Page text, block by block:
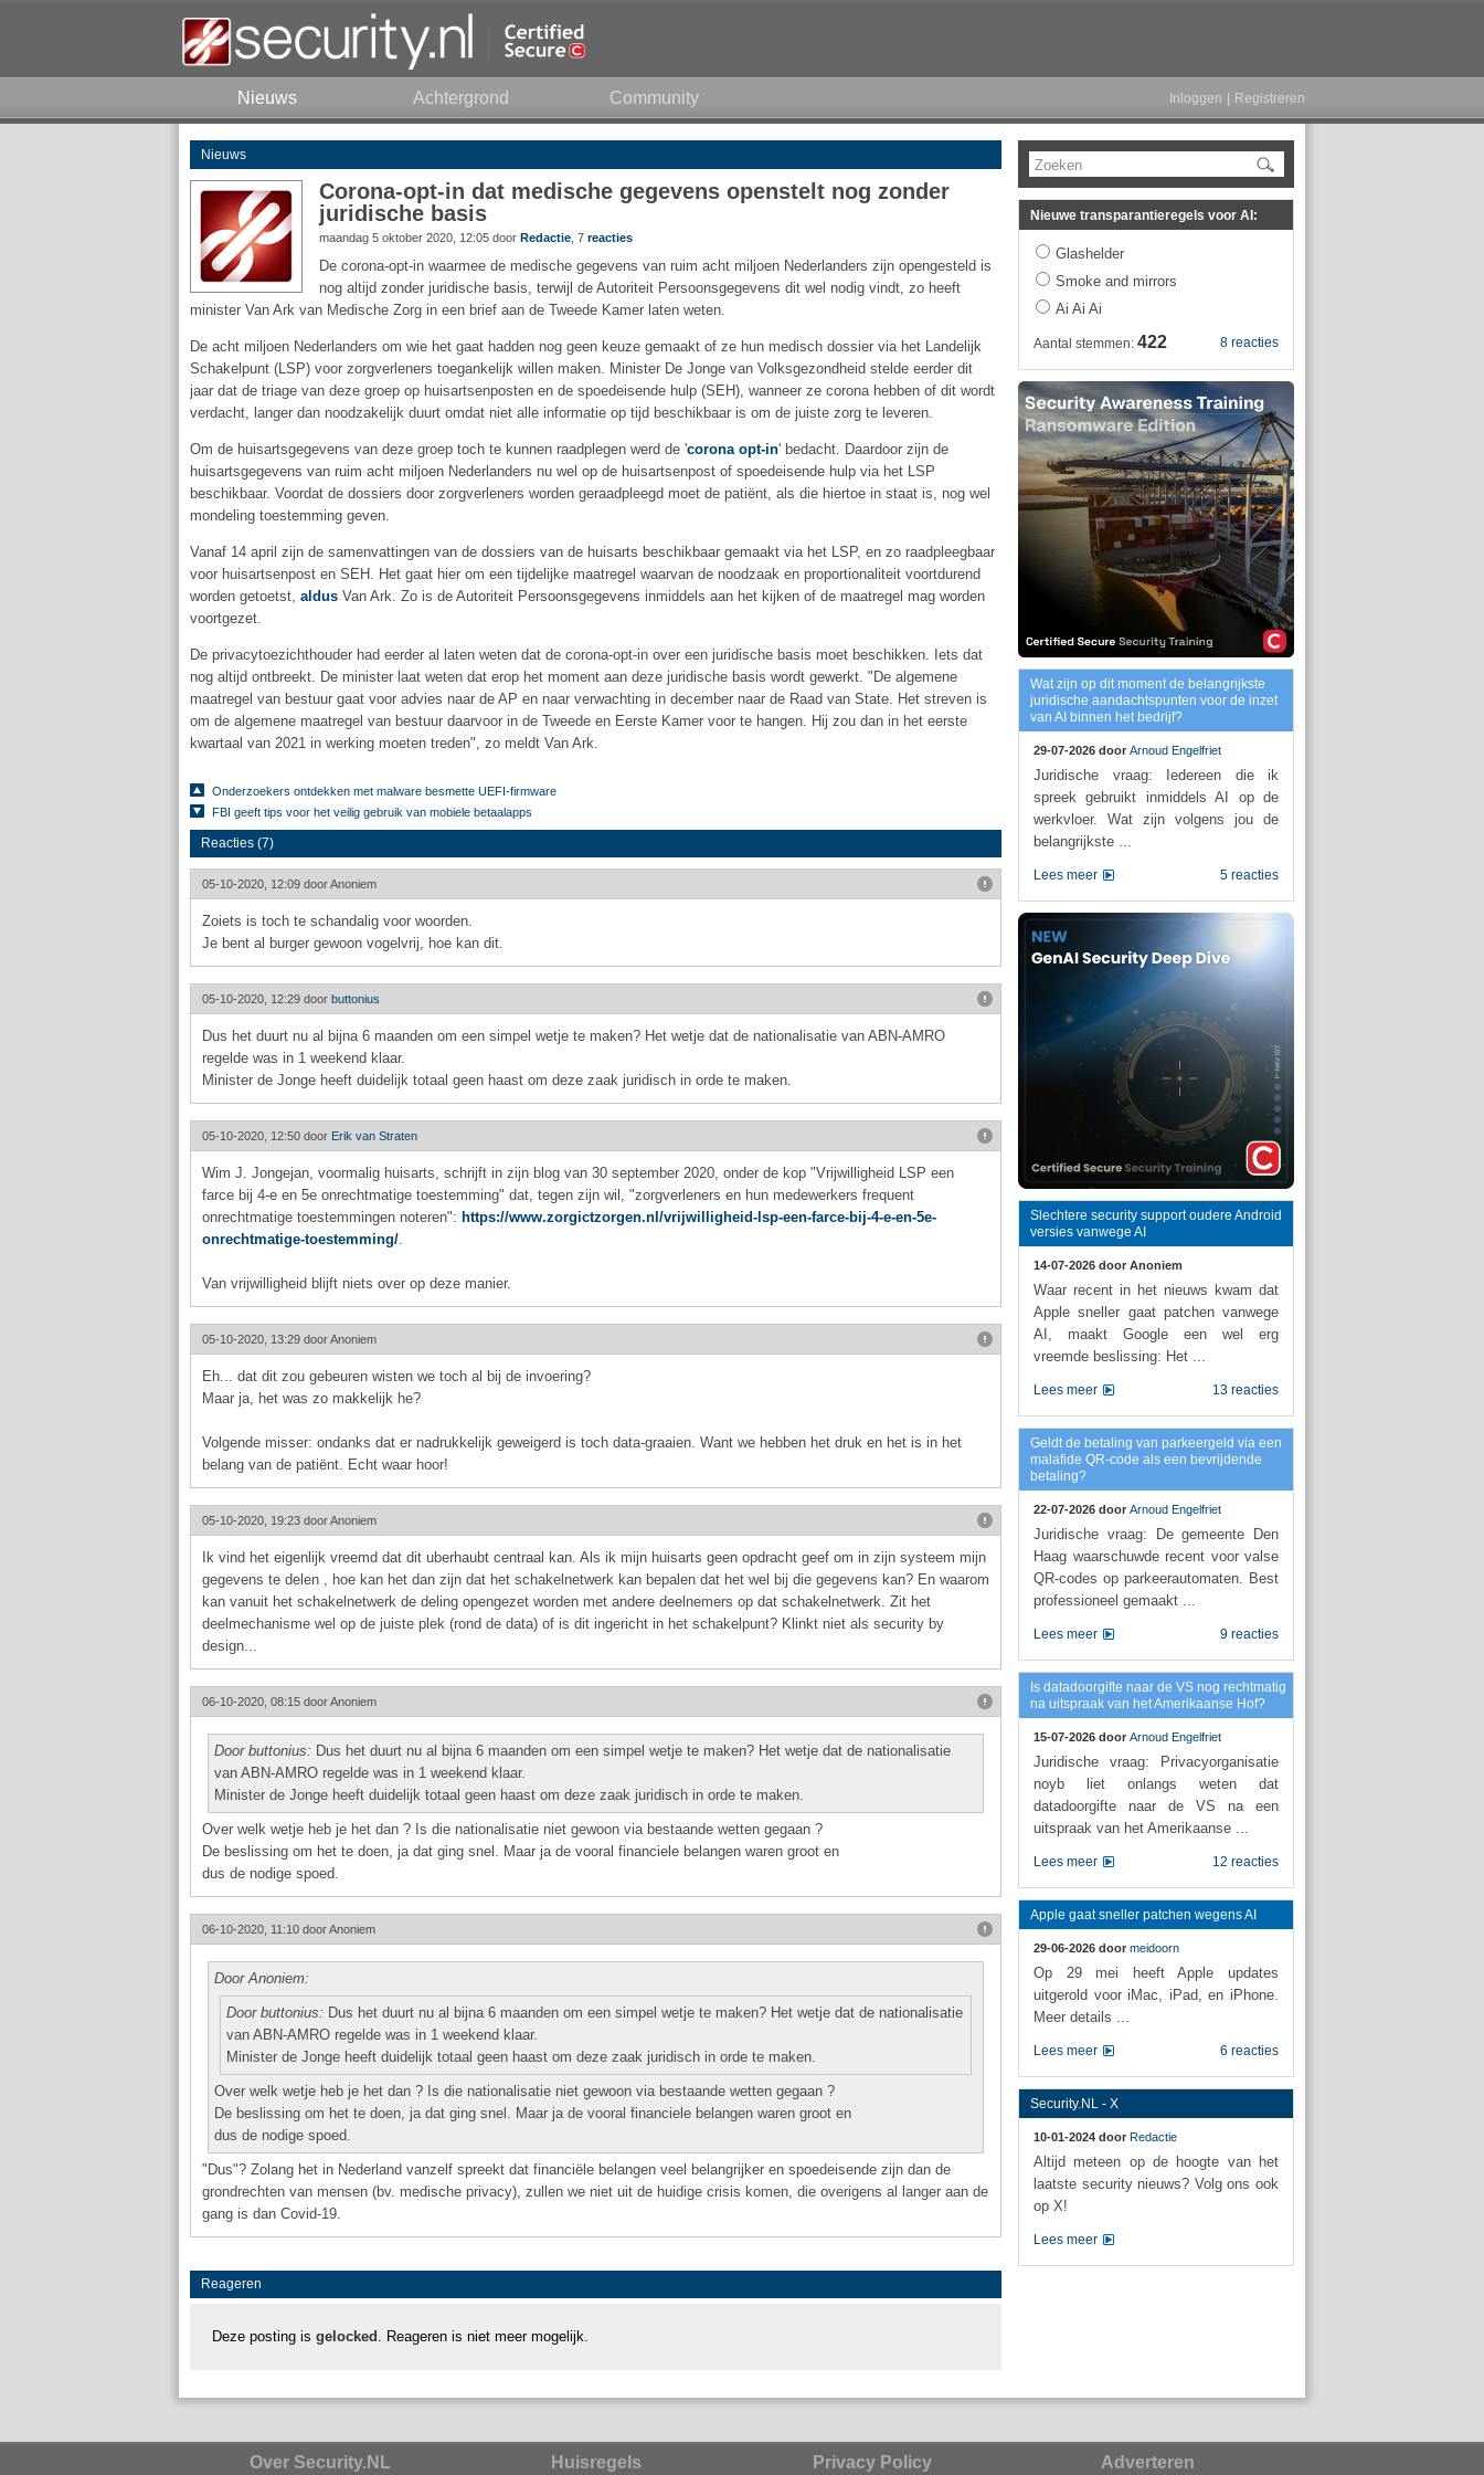
Nieuws Achtergrond Community Inloggen Registreren
Nieuws
Corona-opt-in dat medische gegevens openstelt nog zonder
juridische basis
maandag 5 oktober 2020, 12:05 door Redactie , 7 reacties
De corona-opt-in waarmee de medische gegevens van ruim acht miljoen Nederlanders zijn opengesteld is
nog altijd zonder juridische basis, terwijl de Autoriteit Persoonsgegevens dit wel nodig vindt, zo heeft
minister Van Ark van Medische Zorg in een brief aan de Tweede Kamer laten weten.
De acht miljoen Nederlanders om wie het gaat hadden nog geen keuze gemaakt of ze hun medisch dossier via het Landelijk
Schakelpunt (LSP) voor zorgverleners toegankelijk willen maken. Minister De Jonge van Volksgezondheid stelde eerder dit
jaar dat de triage van deze groep op huisartsenposten en de spoedeisende hulp (SEH), wanneer ze corona hebben of dit wordt
verdacht, langer dan noodzakelijk duurt omdat niet alle informatie op tijd beschikbaar is om de juiste zorg te leveren.
Om de huisartsgegevens van deze groep toch te kunnen raadplegen werd de 'corona opt-in' bedacht. Daardoor zijn de
huisartsgegevens van ruim acht miljoen Nederlanders nu wel op de huisartsenpost of spoedeisende hulp via het LSP
beschikbaar. Voordat de dossiers door zorgverleners worden geraadpleegd moet de patiënt, als die hiertoe in staat is, nog wel
mondeling toestemming geven.
Vanaf 14 april zijn de samenvattingen van de dossiers van de huisarts beschikbaar gemaakt via het LSP, en zo raadpleegbaar
voor huisartsenpost en SEH. Het gaat hier om een tijdelijke maatregel waarvan de noodzaak en proportionaliteit voortdurend
worden getoetst, aldus Van Ark. Zo is de Autoriteit Persoonsgegevens inmiddels aan het kijken of de maatregel mag worden
voortgezet.
De privacytoezichthouder had eerder al laten weten dat de corona-opt-in over een juridische basis moet beschikken. Iets dat
nog altijd ontbreekt. De minister laat weten dat erop het moment aan deze juridische basis wordt gewerkt. "De algemene
maatregel van bestuur gaat voor advies naar de AP en naar verwachting in december naar de Raad van State. Het streven is
om de algemene maatregel van bestuur daarvoor in de Tweede en Eerste Kamer voor te hangen. Hij zou dan in het eerste
kwartaal van 2021 in werking moeten treden", zo meldt Van Ark.
Onderzoekers ontdekken met malware besmette UEFI-firmware
FBI geeft tips voor het veilig gebruik van mobiele betaalapps
Reacties (7)
05-10-2020, 12:09 doorAnoniem
Zoiets is toch te schandalig voor woorden.
Je bent al burger gewoon vogelvrij, hoe kan dit.
05-10-2020, 12:29 door buttonius
Dus het duurt nu al bijna 6 maanden om een simpel wetje te maken? Het wetje dat de nationalisatie van ABN-AMRO
regelde was in 1 weekend klaar.
Minister de Jonge heeft duidelijk totaal geen haast om deze zaak juridisch in orde te maken.
05-10-2020, 12:50 door Erik van Straten
Wim J. Jongejan, voormalig huisarts, schrijft in zijn blog van 30 september 2020, onder de kop "Vrijwilligheid LSP een
farce bij 4-e en 5e onrechtmatige toestemming" dat, tegen zijn wil, "zorgverleners en hun medewerkers frequent
onrechtmatige toestemmingen noteren": https://www.zorgictzorgen.nl/vrijwilligheid-lsp-een-farce-bij-4-e-en-5e-
onrechtmatige-toestemming/.
Van vrijwilligheid blijft niets over op deze manier.
05-10-2020, 13:29 doorAnoniem
Eh... dat dit zou gebeuren wisten we toch al bij de invoering?
Maar ja, het was zo makkelijk he?
Volgende misser: ondanks dat er nadrukkelijk geweigerd is toch data-graaien. Want we hebben het druk en het is in het
belang van de patiënt. Echt waar hoor!
05-10-2020, 19:23 doorAnoniem
Ik vind het eigenlijk vreemd dat dit uberhaubt centraal kan. Als ik mijn huisarts geen opdracht geef om in zijn systeem mijn
gegevens te delen , hoe kan het dan zijn dat het schakelnetwerk kan bepalen dat het wel bij die gegevens kan? En waarom
kan vanuit het schakelnetwerk de deling opengezet worden met andere deelnemers op dat schakelnetwerk. Zit het
deelmechanisme wel op de juiste plek (rond de data) of is dit ingericht in het schakelpunt? Klinkt niet als security by
design...
06-10-2020, 08:15 doorAnoniem
Door buttonius: Dus het duurt nu al bijna 6 maanden om een simpel wetje te maken? Het wetje dat de nationalisatie
van ABN-AMRO regelde was in 1 weekend klaar.
Minister de Jonge heeft duidelijk totaal geen haast om deze zaak juridisch in orde te maken.
Over welk wetje heb je het dan ? Is die nationalisatie niet gewoon via bestaande wetten gegaan ?
De beslissing om het te doen, ja dat ging snel. Maar ja de vooral financiele belangen waren groot en
dus de nodige spoed.
06-10-2020, 11:10 doorAnoniem
Door Anoniem:
Door buttonius: Dus het duurt nu al bijna 6 maanden om een simpel wetje te maken? Het wetje dat de nationalisatie
van ABN-AMRO regelde was in 1 weekend klaar.
Minister de Jonge heeft duidelijk totaal geen haast om deze zaak juridisch in orde te maken.
Over welk wetje heb je het dan ? Is die nationalisatie niet gewoon via bestaande wetten gegaan ?
De beslissing om het te doen, ja dat ging snel. Maar ja de vooral financiele belangen waren groot en
dus de nodige spoed.
"Dus"? Zolang het in Nederland vanzelf spreekt dat financiële belangen veel belangrijker en spoedeisende zijn dan de
grondrechten van mensen (bv. medische privacy), zullen we niet uit de huidige crisis komen, die overigens al langer aan de
gang is dan Covid-19.
Reageren
Deze posting is gelocked . Reageren is niet meer mogelijk.
Zoeken
Nieuwe transparantieregels voor AI:
Glashelder
Smoke and mirrors
Ai Ai Ai
8 reacties
Aantal stemmen: 422
Wat zijn op dit moment de belangrijkste
juridische aandachtspunten voor de inzet
van AI binnen het bedrijf?
29-07-2026 door Arnoud Engelfriet
Juridische vraag: Iedereen die ik
spreek gebruikt inmiddels AI op de
werkvloer. Wat zijn volgens jou de
belangrijkste ...
5 reacties
Lees meer
Slechtere security support oudere Android
versies vanwege AI
14-07-2026 door Anoniem
Waar recent in het nieuws kwam dat
Apple sneller gaat patchen vanwege
AI, maakt Google een wel erg
vreemde beslissing: Het ...
13 reacties
Lees meer
Geldt de betaling van parkeergeld via een
malafide QR-code als een bevrijdende
betaling?
22-07-2026 door Arnoud Engelfriet
Juridische vraag: De gemeente Den
Haag waarschuwde recent voor valse
QR-codes op parkeerautomaten. Best
professioneel gemaakt ...
9 reacties
Lees meer
Is datadoorgifte naar de VS nog rechtmatig
na uitspraak van het Amerikaanse Hof?
15-07-2026 door Arnoud Engelfriet
Juridische vraag: Privacyorganisatie
noyb liet onlangs weten dat
datadoorgifte naar de VS na een
uitspraak van het Amerikaanse ...
12 reacties
Lees meer
Apple gaat sneller patchen wegens AI
29-06-2026 door meidoorn
Op 29 mei heeft Apple updates
uitgerold voor iMac, iPad, en iPhone.
Meer details ...
6 reacties
Lees meer
Security.NL - X
10-01-2024 door Redactie
Altijd meteen op de hoogte van het
laatste security nieuws? Volg ons ook
op X!
Lees meer
Over Security.NL Huisregels Privacy Policy Adverteren